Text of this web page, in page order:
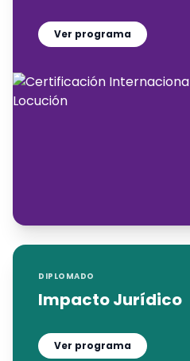
Ver programa
DIPLOMADO
Impacto Jurídico
Ver programa